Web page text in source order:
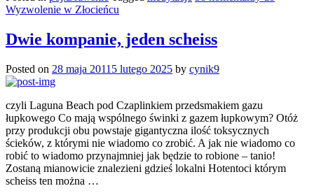
Wyzwolenie w Złocieńcu
Dwie kompanie, jeden scheiss
Posted on 28 maja 2011 5 lutego 2025 by cynik9
czyli Laguna Beach pod Czaplinkiem przedsmakiem gazu
łupkowego Co mają wspólnego świnki z gazem łupkowym? Otóż
przy produkcji obu powstaje gigantyczna ilość toksycznych
ścieków, z którymi nie wiadomo co zrobić. A jak nie wiadomo co
robić to wiadomo przynajmniej jak będzie to robione – tanio!
Zostaną mianowicie znalezieni gdzieś lokalni Hotentoci którym
scheiss ten można …